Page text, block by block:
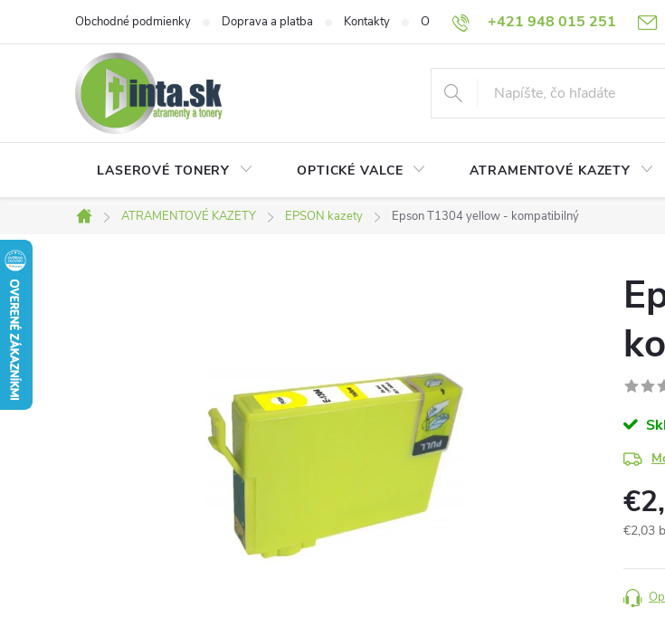
+421 948 015 251
Obchodné podmienky Doprava a platba Kontakty O nás Často kladené otázky Ako
LASEROVÉ TONERY OPTICKÉ VALCE ATRAMENTOVÉ KAZETY
Domov
ATRAMENTOVÉ KAZETY EPSON kazety Epson T1304 yellow - kompatibilný
€2,03
cena: